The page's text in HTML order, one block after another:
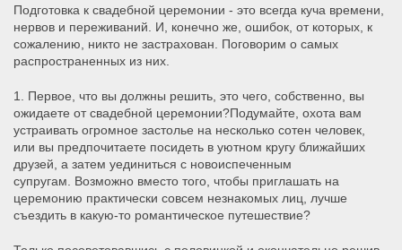
Подготовка к свадебной церемонии - это всегда куча времени,
нервов и переживаний.
И, конечно же, ошибок, от которых, к
сожалению, никто не застрахован.
Поговорим о самых
распространенных из них.
1. Первое, что вы должны решить, это чего, собственно, вы
ожидаете от свадебной церемонии?Подумайте, охота вам
устраивать огромное застолье на несколько сотен человек,
или вы предпочитаете посидеть в уютном кругу ближайших
друзей, а затем уединиться с новоиспеченным
супругам.
Возможно вместо того, чтобы приглашать на
церемонию практически совсем незнакомых лиц, лучше
съездить в какую-то романтическое путешествие?